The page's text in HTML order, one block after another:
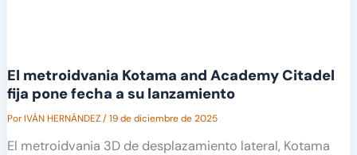
El metroidvania Kotama and Academy Citadel
fija pone fecha a su lanzamiento
PorIVÁN HERNÁNDEZ/19 de diciembre de 2025
El metroidvania 3D de desplazamiento lateral, Kotama